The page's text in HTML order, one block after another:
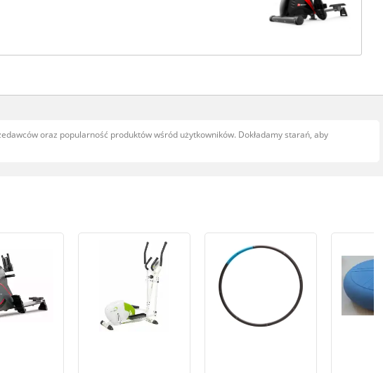
oraz popularność produktów wśród użytkowników. Dokładamy starań, aby